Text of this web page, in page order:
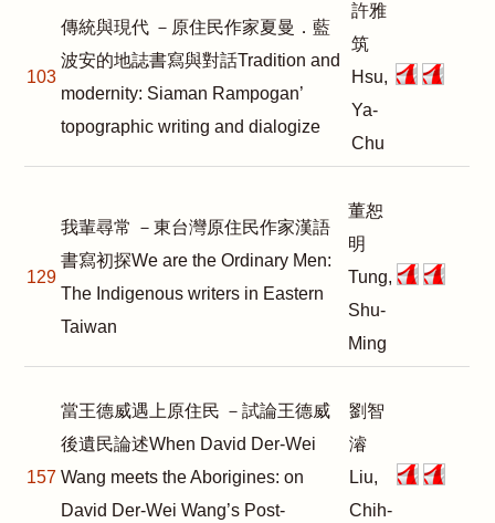
103
傳統與現代 －原住民作家夏曼．藍
波安的地誌書寫與對話Tradition and
modernity: Siaman Rampogan’
topographic writing and dialogize
許雅
筑
Hsu,
Ya-
Chu
129
我輩尋常 －東台灣原住民作家漢語
書寫初探We are the Ordinary Men:
The Indigenous writers in Eastern
Taiwan
董恕
明
Tung,
Shu-
Ming
157
當王德威遇上原住民 －試論王德威
後遺民論述When David Der-Wei
Wang meets the Aborigines: on
David Der-Wei Wang’s Post-
劉智
濬
Liu,
Chih-